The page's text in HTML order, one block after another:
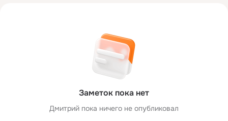
Заметок пока нет
Дмитрий пока ничего не опубликовал